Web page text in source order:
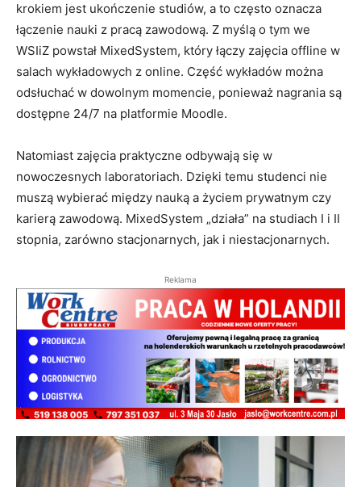
krokiem jest ukończenie studiów, a to często oznacza
łączenie nauki z pracą zawodową. Z myślą o tym we
WSIiZ powstał MixedSystem, który łączy zajęcia offline w
salach wykładowych z online. Część wykładów można
odsłuchać w dowolnym momencie, ponieważ nagrania są
dostępne 24/7 na platformie Moodle.
Natomiast zajęcia praktyczne odbywają się w
nowoczesnych laboratoriach. Dzięki temu studenci nie
muszą wybierać między nauką a życiem prywatnym czy
karierą zawodową. MixedSystem „działa” na studiach I i II
stopnia, zarówno stacjonarnych, jak i niestacjonarnych.
Reklama